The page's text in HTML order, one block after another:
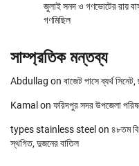
জুলাই সনদ ও গণভোটের রায়
গণমিছিল
সাম্প্রতিক মন্তব্য
Abdullag on বাজেট পাসে ব্যর্থ
Kamal on ফরিদপুর সদর উপজেলা
types stainless steel on ৪৮তম
স্থগিত, দুজনের বাতিল